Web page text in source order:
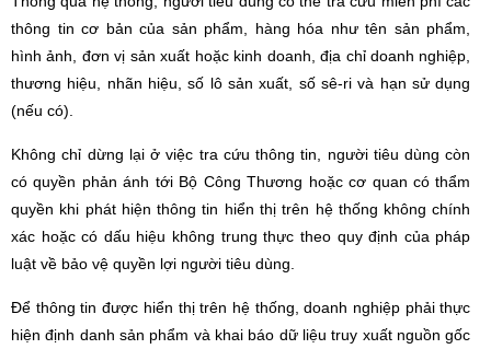
thông tin cơ bản của sản phẩm, hàng hóa như tên sản phẩm,
hình ảnh, đơn vị sản xuất hoặc kinh doanh, địa chỉ doanh nghiệp,
thương hiệu, nhãn hiệu, số lô sản xuất, số sê-ri và hạn sử dụng
(nếu có).
Không chỉ dừng lại ở việc tra cứu thông tin, người tiêu dùng còn
có quyền phản ánh tới Bộ Công Thương hoặc cơ quan có thẩm
quyền khi phát hiện thông tin hiển thị trên hệ thống không chính
xác hoặc có dấu hiệu không trung thực theo quy định của pháp
luật về bảo vệ quyền lợi người tiêu dùng.
Để thông tin được hiển thị trên hệ thống, doanh nghiệp phải thực
hiện định danh sản phẩm và khai báo dữ liệu truy xuất nguồn gốc